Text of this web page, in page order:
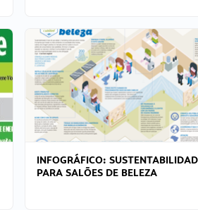
INFOGRÁFICO:
PARA SALÕES DE BELEZA